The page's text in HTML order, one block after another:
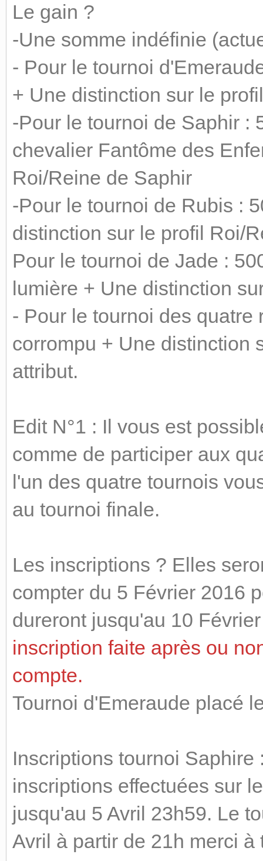
Le gain ?
-Une somme indéfinie
- Pour le tournoi
+ Une distinction sur le
-Pour le tournoi de Saphir :
chevalier Fantôme des
Roi/Reine de Saphir
-Pour le tournoi de Rubis :
distinction sur le profil Roi/
Pour le tournoi de Jade :
lumière + Une distinction
- Pour le tournoi des quatre
corrompu + Une distinction
attribut.
Edit N°1 : Il vous est
comme de participer aux
l'un des quatre tournois
au tournoi finale.
Les inscriptions ? Elles
compter du 5 Février 2016
dureront jusqu'au 10
inscription faite après ou
compte.
Tournoi d'Emeraude placé
Inscriptions tournoi
inscriptions effectuées sur
jusqu'au 5 Avril 23h59. Le
Avril à partir de 21h merci